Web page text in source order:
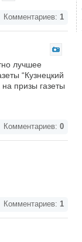
Комментариев: 1
лучшее
“Кузнецкий
призы газеты
Комментариев: 0
Комментариев: 1